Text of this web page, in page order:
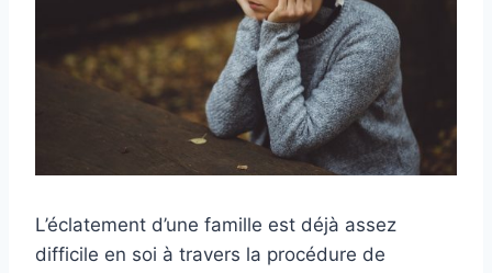
L’éclatement d’une famille est déjà assez
difficile en soi à travers la procédure de